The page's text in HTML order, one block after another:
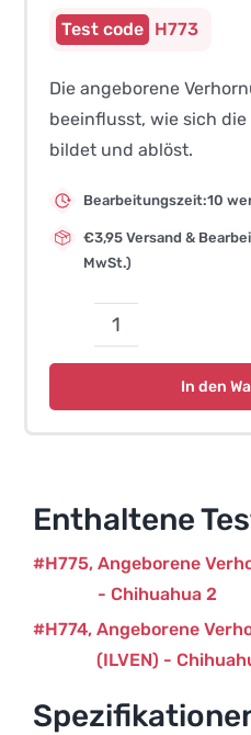
H773
Die angeborene
beeinflusst, wie sich
bildet und ablöst.
Bearbeitungszeit:10
€3,95 Versand &
MwSt.)
Angeborene
In den
Enthaltene
Angeborene
- Chihuahua 2
H775
Angeborene
(ILVEN) -
H774